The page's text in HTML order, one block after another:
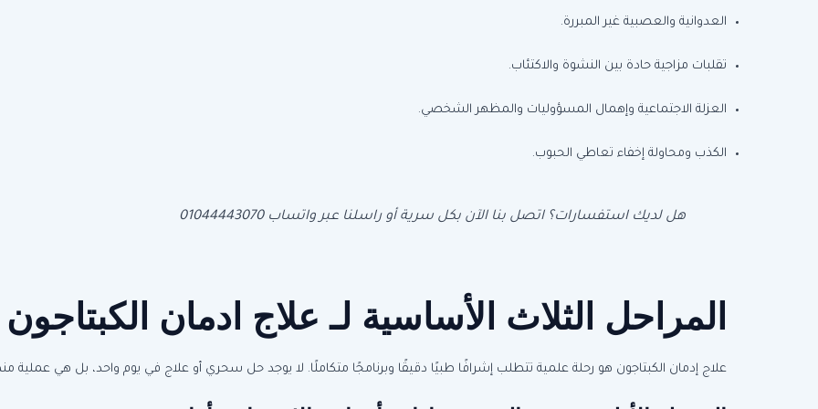
العدوانية والعصبية غير المبررة.
تقلبات مزاجية حادة بين النشوة والاكتئاب.
العزلة الاجتماعية وإهمال المسؤوليات والمظهر الشخصي.
الكذب ومحاولة إخفاء تعاطي الحبوب.
هل لديك استفسارات؟ اتصل بنا الآن بكل سرية أو راسلنا عبر واتساب 01044443070
المراحل الثلاث الأساسية لـ علاج ادمان الكبتاجون
علاج إدمان الكبتاجون هو رحلة علمية تتطلب إشرافًا طبيًا دقيقًا وبرنامجًا متكاملًا. لا يوجد حل سحري أو علاج في يوم واحد، بل هي عملية